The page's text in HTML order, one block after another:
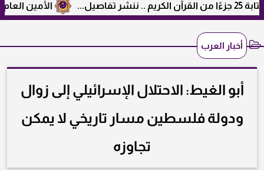
الأمين العام
أخبار العرب
أبو الغيط: الاحتلال الإسرائيلي إلى زوال
ودولة فلسطين مسار تاريخي لا يمكن
تجاوزه